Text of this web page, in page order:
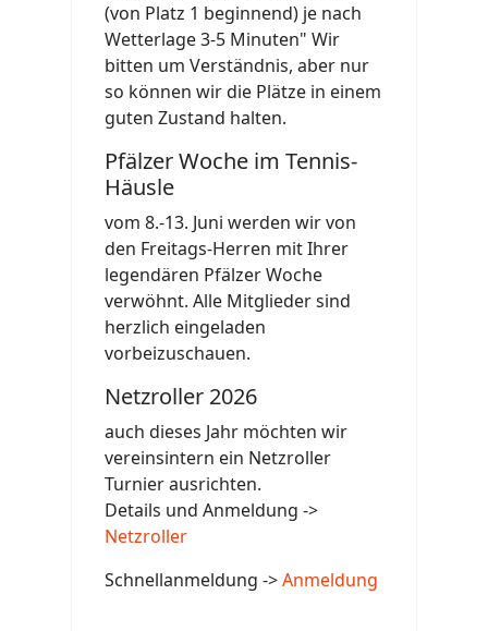
(von Platz 1 beginnend) je nach
Wetterlage 3-5 Minuten" Wir
bitten um Verständnis, aber nur
so können wir die Plätze in einem
guten Zustand halten.
Pfälzer Woche im Tennis-
Häusle
vom 8.-13. Juni werden wir von
den Freitags-Herren mit Ihrer
legendären Pfälzer Woche
verwöhnt. Alle Mitglieder sind
herzlich eingeladen
vorbeizuschauen.
Netzroller 2026
auch dieses Jahr möchten wir
vereinsintern ein Netzroller
Turnier ausrichten.
Details und Anmeldung ->
Netzroller
Schnellanmeldung ->Anmeldung